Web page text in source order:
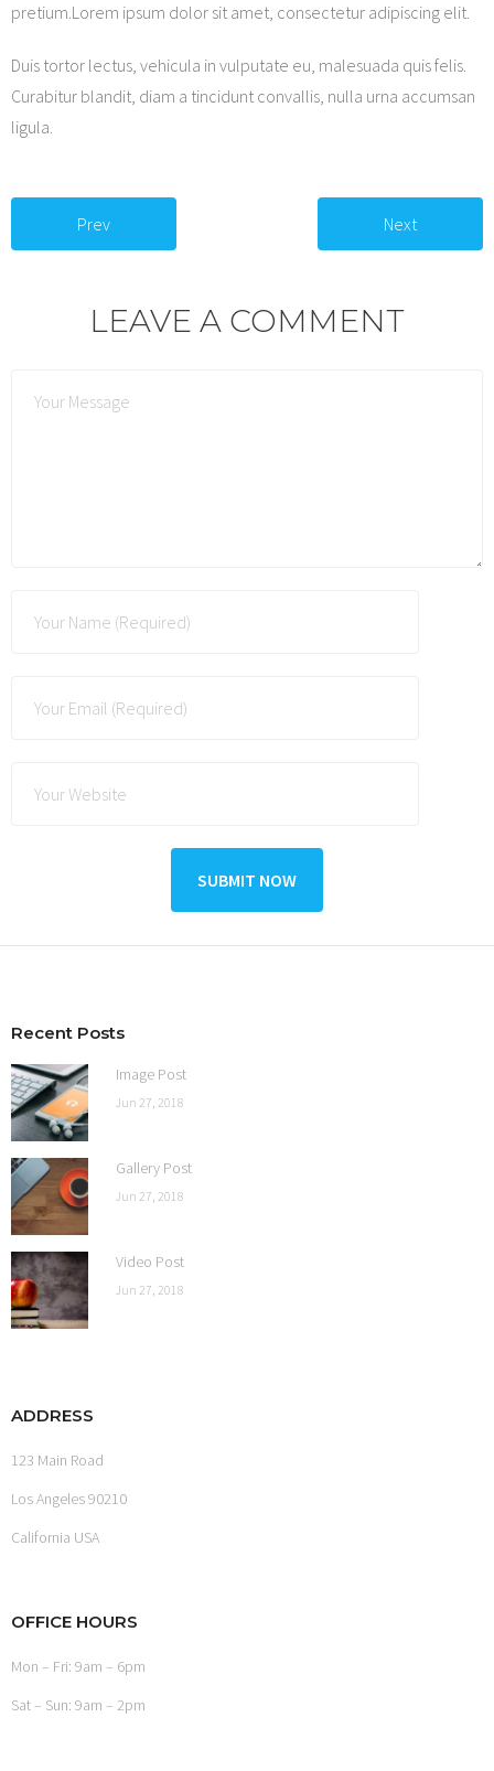
pretium.Lorem ipsum dolor sit amet, consectetur adipiscing elit.
Duis tortor lectus, vehicula in vulputate eu, malesuada quis felis.
Curabitur blandit, diam a tincidunt convallis, nulla urna accumsan
ligula.
Prev Next
LEAVE A COMMENT
Recent Posts
Image Post
Jun 27, 2018
Gallery Post
Jun 27, 2018
Video Post
Jun 27, 2018
ADDRESS
123 Main Road
Los Angeles 90210
California USA
OFFICE HOURS
Mon – Fri: 9am – 6pm
Sat – Sun: 9am – 2pm